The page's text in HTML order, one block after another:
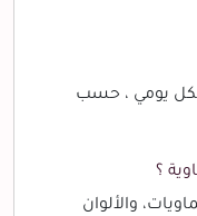
يومي ، حسب
؟
والألوان